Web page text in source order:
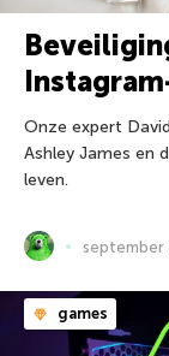
Onze expert
Ashley James en
leven.
september
games